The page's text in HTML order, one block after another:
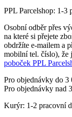
PPL Parcelshop: 1-3
Osobní odběr přes
na které si přejete
obdržíte e-mailem a
mobilní tel. číslo), že
poboček PPL
Pro objednávky do
Pro objednávky nad
Kurýr: 1-2 pracovní